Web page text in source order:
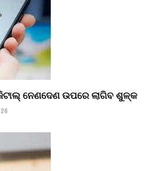
ନେଣଦେଣ ଉପରେ ଲାଗିବ ଶୁଳ୍କ